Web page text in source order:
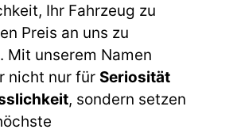
Ihr Fahrzeug zu
Preis an uns zu
Mit unserem Namen
nicht nur für Seriosität
, sondern setzen